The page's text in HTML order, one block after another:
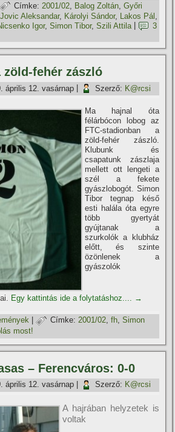
Címke: 2001/02 Balog Zoltán ,Győri
Jovic Aleksandar, Károlyi Sándor, Lakos Pál ,
Igor,Simon Tibor,Szili Attila
3
zöld-fehér zászló
április 12. vasárnap Szerző: K@rcsi
Ma hajnal óta
félárbócon lobog az
FTC-stadionban a
zöld-fehér zászló.
Klubunk és
csapatunk zászlaja
mellett ott lengeti a
szél a fekete
gyászlobogót. Simon
Tibor tegnap késő
esti halála óta egyre
több gyertyát
gyújtanak a
szurkolók a klubház
előtt, és szinte
özönlenek a
gyászolók
Egy kattintás ide a folytatáshoz.... →
| Címke: 2001/02,fh,Simon
most!
– Ferencváros: 0-0
április 12. vasárnap Szerző: K@rcsi
A hajrában helyzetek is
voltak